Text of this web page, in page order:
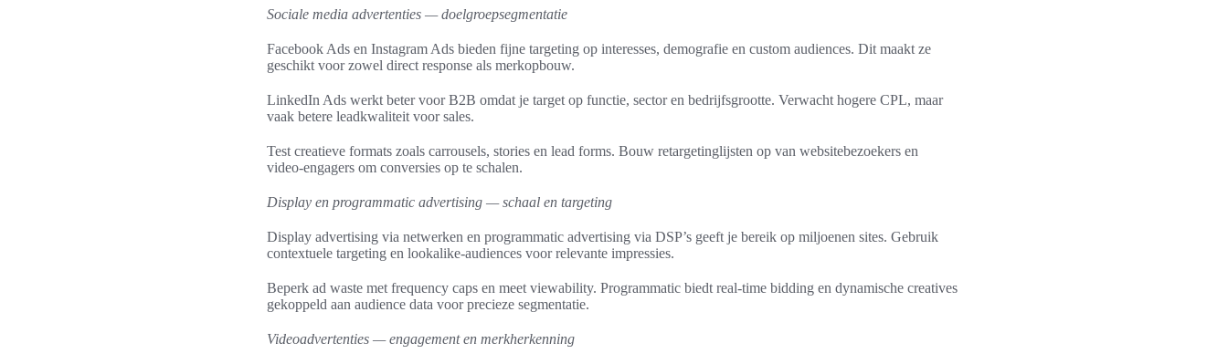
Sociale media advertenties — doelgroepsegmentatie
Facebook Ads en Instagram Ads bieden fijne targeting op interesses, demografie en custom audiences. Dit maakt ze
geschikt voor zowel direct response als merkopbouw.
LinkedIn Ads werkt beter voor B2B omdat je target op functie, sector en bedrijfsgrootte. Verwacht hogere CPL, maar
vaak betere leadkwaliteit voor sales.
Test creatieve formats zoals carrousels, stories en lead forms. Bouw retargetinglijsten op van websitebezoekers en
video‑engagers om conversies op te schalen.
Display en programmatic advertising — schaal en targeting
Display advertising via netwerken en programmatic advertising via DSP’s geeft je bereik op miljoenen sites. Gebruik
contextuele targeting en lookalike‑audiences voor relevante impressies.
Beperk ad waste met frequency caps en meet viewability. Programmatic biedt real‑time bidding en dynamische creatives
gekoppeld aan audience data voor precieze segmentatie.
Videoadvertenties — engagement en merkherkenning